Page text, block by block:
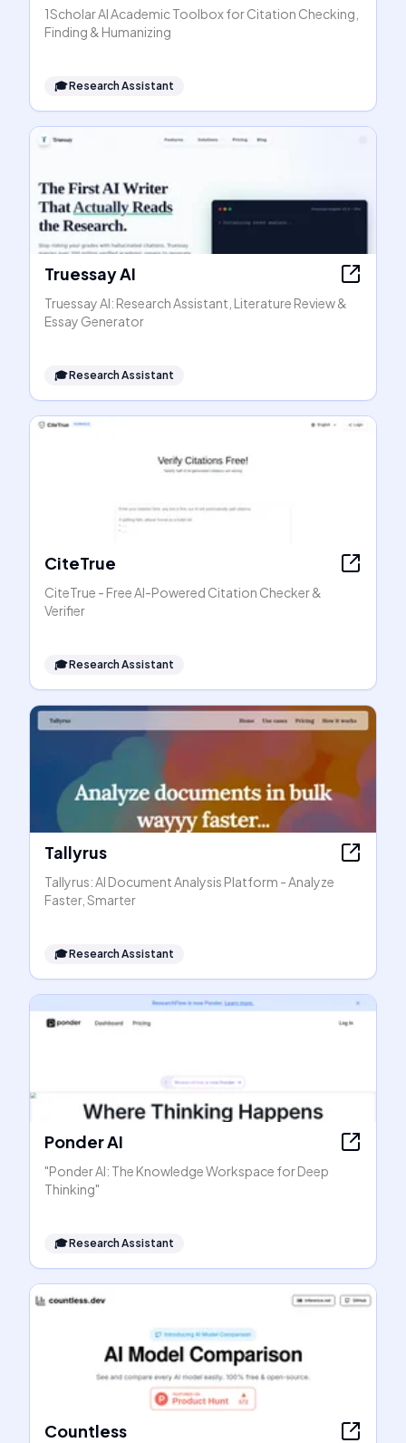
1Scholar AI Academic Toolbox for Citation Checking,
Finding & Humanizing
🎓Research Assistant
Truessay AI
Truessay AI: Research Assistant, Literature Review &
Essay Generator
🎓Research Assistant
CiteTrue
CiteTrue - Free AI-Powered Citation Checker &
Verifier
🎓Research Assistant
Tallyrus
Tallyrus: AI Document Analysis Platform - Analyze
Faster, Smarter
🎓Research Assistant
Ponder AI
"Ponder AI: The Knowledge Workspace for Deep
Thinking"
🎓Research Assistant
Countless